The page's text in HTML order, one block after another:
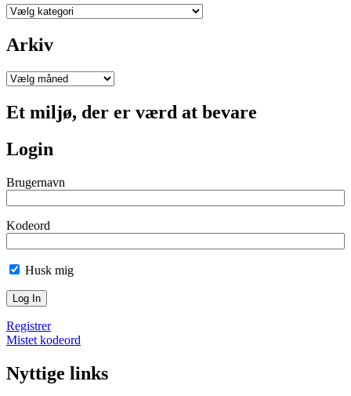
Kategorier
Arkiv
Arkiv
Et miljø, der er værd at bevare
Login
Brugernavn
Kodeord
Husk mig
Registrer
Mistet kodeord
Nyttige links